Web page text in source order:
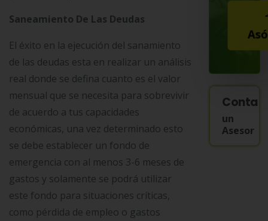
Saneamiento De Las Deudas
El éxito en la ejecución del sanamiento
de las deudas esta en realizar un análisis
real donde se defina cuanto es el valor
mensual que se necesita para sobrevivir
de acuerdo a tus capacidades
económicas, una vez determinado esto
se debe establecer un fondo de
emergencia con al menos 3-6 meses de
gastos y solamente se podrá utilizar
este fondo para situaciones críticas,
como pérdida de empleo o gastos
un
Asesor